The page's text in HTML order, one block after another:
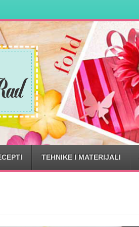
TEHNIKE I MATERIJALI